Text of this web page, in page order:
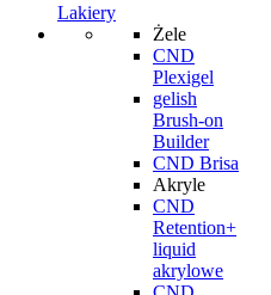
Lakiery
Żele
CND
Plexigel
gelish
Brush-on
Builder
CND Brisa
Akryle
CND
Retention+
liquid
akrylowe